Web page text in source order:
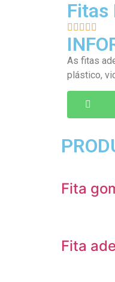
Fitas
    
As fitas
plástico,
Fita
Fita